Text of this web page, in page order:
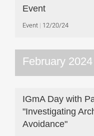
Event
Event 12/20/24
February 2024
IGmA Day with
"Investigating
Avoidance"